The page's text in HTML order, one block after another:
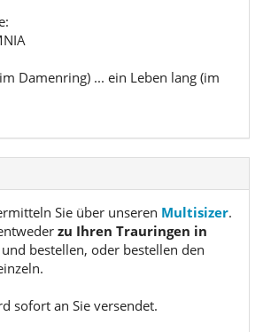
Damenring) ... ein Leben lang (im
Sie über unseren Multisizer.
zu Ihren Trauringen in
und bestellen, oder bestellen den
sofort an Sie versendet.